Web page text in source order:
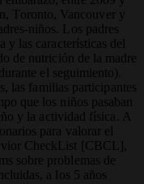
Toronto, Vancouver y
niños. Los padres
y las características del
de nutrición de la madre
el seguimiento).
las familias participantes
que los niños pasaban
y la actividad física. A
para valorar el
CheckList [CBCL],
sobre problemas de
a los 5 años